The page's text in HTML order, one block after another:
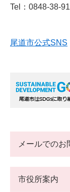
Tel：0848-38-
尾道市公式SNS
メールでのお
市役所案内